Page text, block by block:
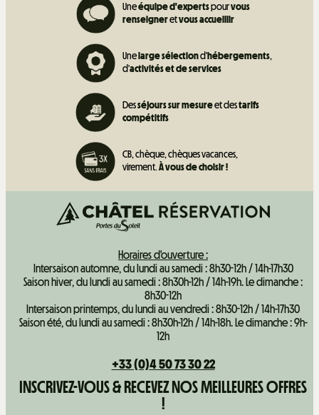
Uneéquipe d'expertspourvous
renseigneretvous accueillir
Unelarge sélectiond'hébergements,
d'activités et deservices
Desséjours sur mesureet destarifs
compétitifs
CB, chèque, chèques vacances,
virement.À vous de choisir !
Horaires d'ouverture :
Intersaison automne, du lundi au samedi : 8h30-12h / 14h-17h30
Saison hiver, du lundi au samedi : 8h30h-12h / 14h-19h. Le dimanche :
8h30-12h
Intersaison printemps, du lundi au vendredi : 8h30-12h / 14h-17h30
Saison été, du lundi au samedi : 8h30h-12h / 14h-18h. Le dimanche : 9h-
12h
+33 (0)4 50 73 30 22
INSCRIVEZ-VOUS & RECEVEZ NOS MEILLEURES OFFRES
!